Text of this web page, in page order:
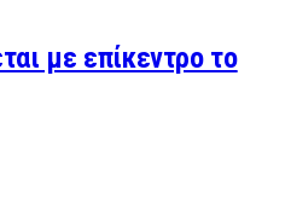
με επίκεντρο το